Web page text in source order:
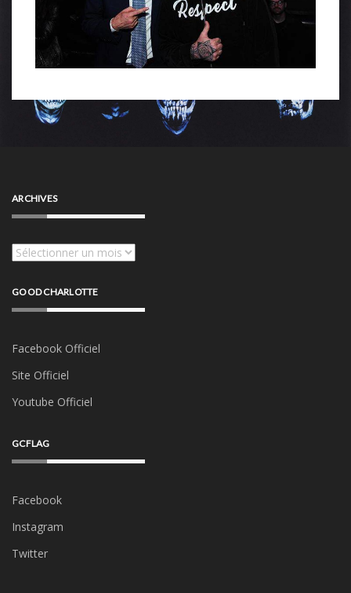
ARCHIVES
Archives
GOOD CHARLOTTE
Facebook Officiel
Site Officiel
Youtube Officiel
GCFLAG
Facebook
Instagram
Twitter